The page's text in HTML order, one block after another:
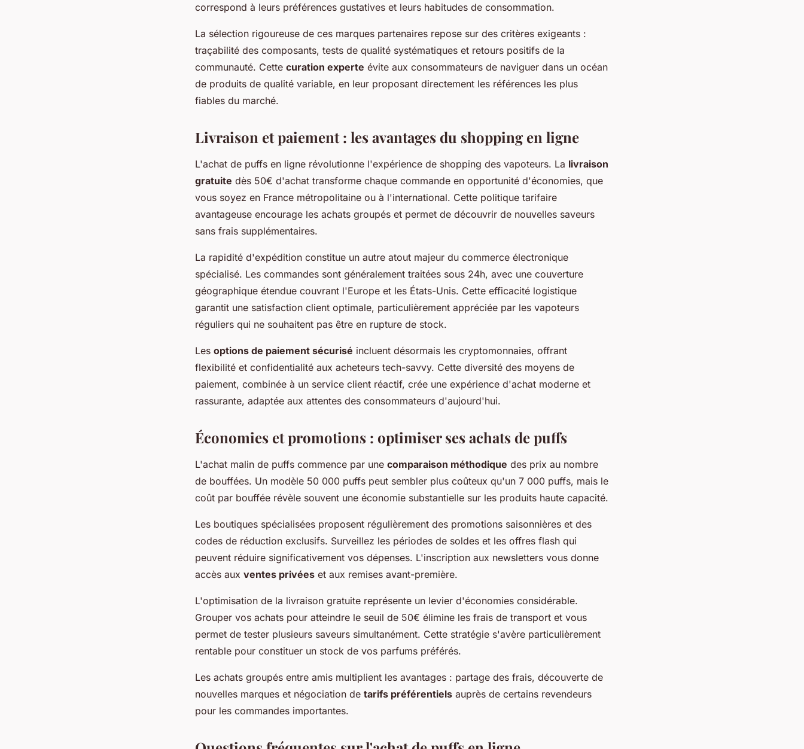
correspond à leurs préférences gustatives et leurs habitudes de consommation.
La sélection rigoureuse de ces marques partenaires repose sur des critères exigeants :
traçabilité des composants, tests de qualité systématiques et retours positifs de la
communauté. Cette curation experte évite aux consommateurs de naviguer dans un océan
de produits de qualité variable, en leur proposant directement les références les plus
fiables du marché.
Livraison et paiement : les avantages du shopping en ligne
L'achat de puffs en ligne révolutionne l'expérience de shopping des vapoteurs. La livraison
gratuite dès 50€ d'achat transforme chaque commande en opportunité d'économies, que
vous soyez en France métropolitaine ou à l'international. Cette politique tarifaire
avantageuse encourage les achats groupés et permet de découvrir de nouvelles saveurs
sans frais supplémentaires.
La rapidité d'expédition constitue un autre atout majeur du commerce électronique
spécialisé. Les commandes sont généralement traitées sous 24h, avec une couverture
géographique étendue couvrant l'Europe et les États-Unis. Cette efficacité logistique
garantit une satisfaction client optimale, particulièrement appréciée par les vapoteurs
réguliers qui ne souhaitent pas être en rupture de stock.
Les options de paiement sécurisé incluent désormais les cryptomonnaies, offrant
flexibilité et confidentialité aux acheteurs tech-savvy. Cette diversité des moyens de
paiement, combinée à un service client réactif, crée une expérience d'achat moderne et
rassurante, adaptée aux attentes des consommateurs d'aujourd'hui.
Économies et promotions : optimiser ses achats de puffs
L'achat malin de puffs commence par une comparaison méthodique des prix au nombre
de bouffées. Un modèle 50 000 puffs peut sembler plus coûteux qu'un 7 000 puffs, mais le
coût par bouffée révèle souvent une économie substantielle sur les produits haute capacité.
Les boutiques spécialisées proposent régulièrement des promotions saisonnières et des
codes de réduction exclusifs. Surveillez les périodes de soldes et les offres flash qui
peuvent réduire significativement vos dépenses. L'inscription aux newsletters vous donne
accès aux ventes privées et aux remises avant-première.
L'optimisation de la livraison gratuite représente un levier d'économies considérable.
Grouper vos achats pour atteindre le seuil de 50€ élimine les frais de transport et vous
permet de tester plusieurs saveurs simultanément. Cette stratégie s'avère particulièrement
rentable pour constituer un stock de vos parfums préférés.
Les achats groupés entre amis multiplient les avantages : partage des frais, découverte de
nouvelles marques et négociation de tarifs préférentiels auprès de certains revendeurs
pour les commandes importantes.